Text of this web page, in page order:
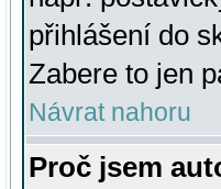
přihlášení do
Zabere to jen
Návrat nahoru
Proč jsem